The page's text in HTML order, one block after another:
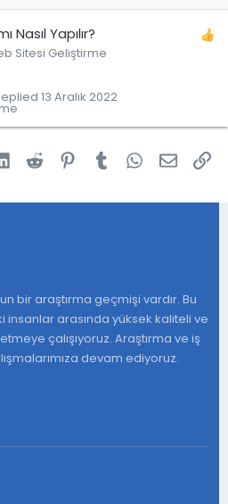
Nasıl Yapılır?
Sitesi Geliştirme
13 Aralık 2022
LinkedInReddit Pinterest
Tumblr WhatsApp
E-
bir araştırma geçmişi vardır. Bu
arasında yüksek kaliteli ve
çalışıyoruz. Araştırma ve iş
devam ediyoruz.